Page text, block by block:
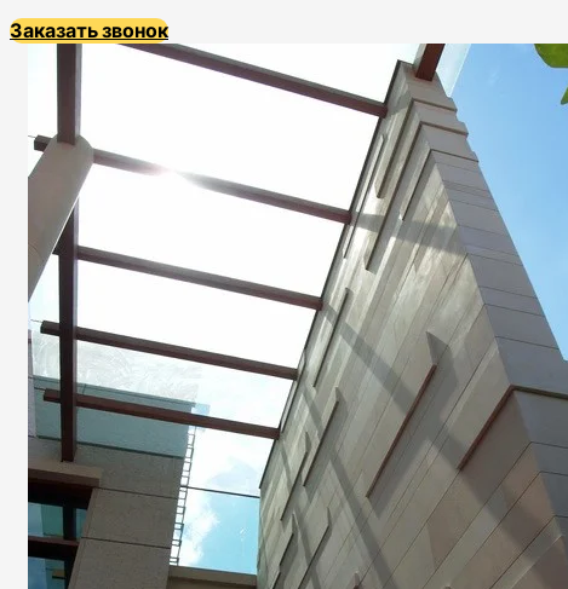
Заказать звонок